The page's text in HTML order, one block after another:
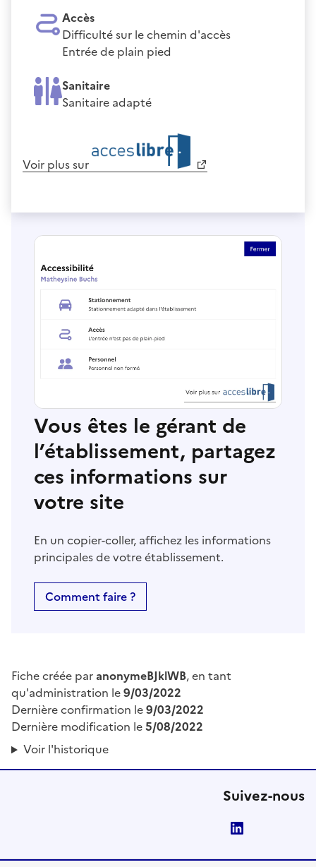
Accès
Difficulté sur le chemin d'accès
Entrée de plain pied
Sanitaire
Sanitaire adapté
Voir plus sur
Vous êtes le gérant de
l’établissement, partagez
ces informations sur
votre site
En un copier-coller, affichez les informations
principales de votre établissement.
Comment faire ?
Fiche créée paranonymeBJklWB, en tant
qu'administration le9/03/2022
Dernière confirmation le9/03/2022
Dernière modification le5/08/2022
Voir l'historique
Suivez-nous